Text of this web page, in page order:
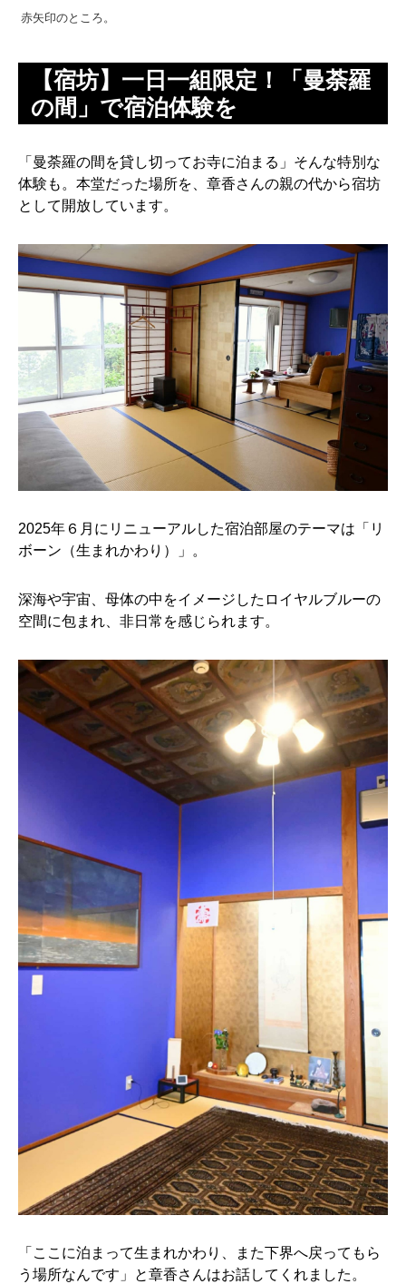
赤矢印のところ。
【宿坊】一日一組限定！「曼荼羅
の間」で宿泊体験を
「曼荼羅の間を貸し切ってお寺に泊まる」そんな特別な
体験も。本堂だった場所を、章香さんの親の代から宿坊
として開放しています。
2025年６月にリニューアルした宿泊部屋のテーマは「リ
ボーン（生まれかわり）」。
深海や宇宙、母体の中をイメージしたロイヤルブルーの
空間に包まれ、非日常を感じられます。
「ここに泊まって生まれかわり、また下界へ戻ってもら
う場所なんです」と章香さんはお話してくれました。